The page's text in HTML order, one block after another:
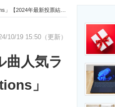
経営リーダーのコミュニティ
製造業のIT導入・活用を支援
2024年最新投票結果】
10/19 15:50（更新）
曲人気ラ
」